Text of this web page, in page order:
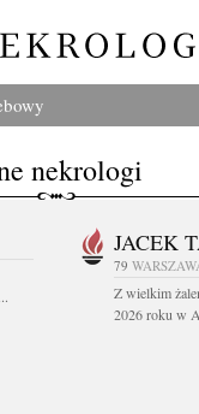
nekrologi
JACEK
79
Z wielkim
2026 roku w